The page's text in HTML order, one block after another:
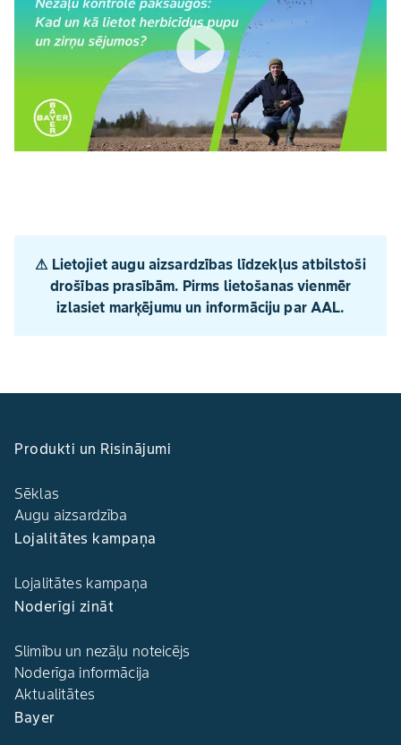
play_circle
⚠︎ Lietojiet augu aizsardzības līdzekļus atbilstoši
drošības prasībām. Pirms lietošanas vienmēr
izlasiet marķējumu un informāciju par AAL.
Produkti un Risinājumi
Sēklas
Augu aizsardzība
Lojalitātes kampaņa
Lojalitātes kampaņa
Noderīgi zināt
Slimību un nezāļu noteicējs
Noderīga informācija
Aktualitātes
Bayer